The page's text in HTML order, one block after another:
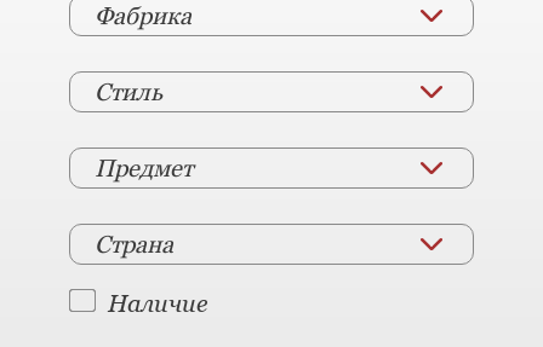
Фабрика
Стиль
Предмет
Страна
Наличие